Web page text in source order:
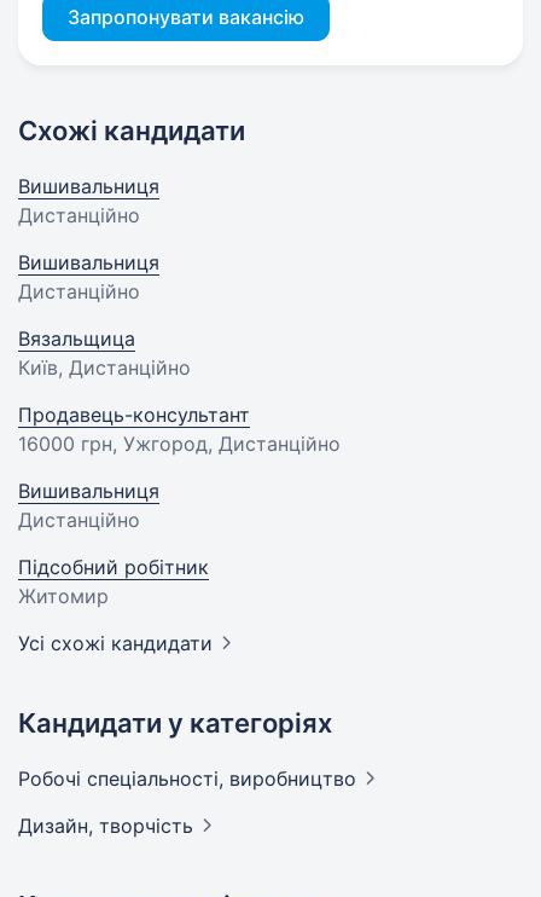
Запропонувати вакансію
Схожі кандидати
Вишивальниця
Дистанційно
Вишивальниця
Дистанційно
Вязальщица
Київ, Дистанційно
Продавець-консультант
16000 грн, Ужгород, Дистанційно
Вишивальниця
Дистанційно
Підсобний робітник
Житомир
Усі схожі кандидати
Кандидати у категоріях
Робочі спеціальності, виробництво
Дизайн, творчість